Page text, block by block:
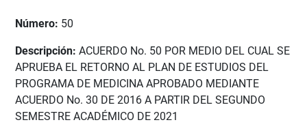
Número: 50
Descripción: ACUERDO No. 50 POR MEDIO DEL CUAL SE
APRUEBA EL RETORNO AL PLAN DE ESTUDIOS DEL
PROGRAMA DE MEDICINA APROBADO MEDIANTE
ACUERDO No. 30 DE 2016 A PARTIR DEL SEGUNDO
SEMESTRE ACADÉMICO DE 2021